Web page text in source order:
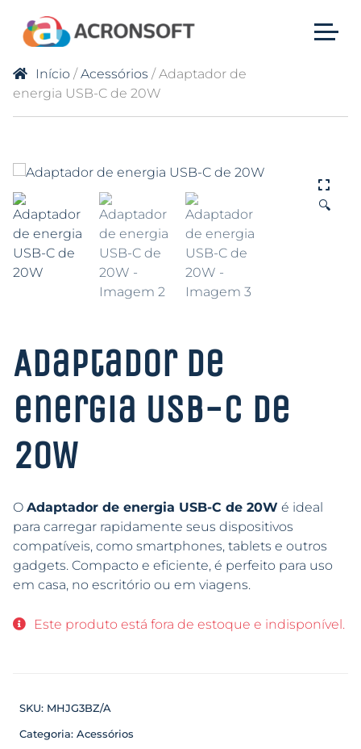
Início /Acessórios / Adaptador de
energia USB-C de 20W
🔍
Adaptador de
energia USB-C de
20W
O Adaptador de energia USB-C de 20W é ideal
para carregar rapidamente seus dispositivos
compatíveis, como smartphones, tablets e outros
gadgets. Compacto e eficiente, é perfeito para uso
em casa, no escritório ou em viagens.
Este produto está fora de estoque e indisponível.
SKU: MHJG3BZ/A
Categoria: Acessórios